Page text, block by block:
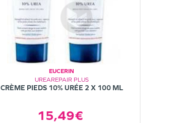
EUCERIN
UREAREPAIR PLUS
CRÈME PIEDS 10% URÉE 2 X 100 ML
15,49€